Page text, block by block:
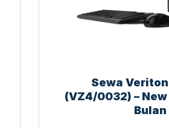
Sewa
(VZ4/0032) – New
Bulan